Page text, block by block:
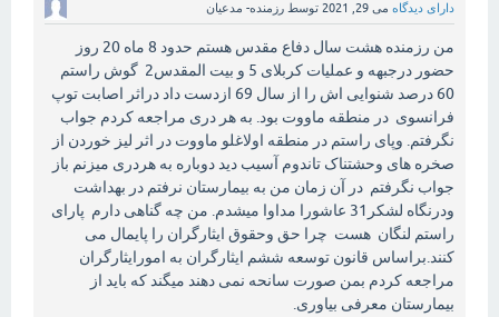
دارای دیدگاه می 29, 2021 توسط رزمنده- مدعیان
من رزمنده هشت سال دفاع مقدس هستم حدود 8 ماه 20 روز
حضور درجبهه و عملیات کربلای 5 و بیت المقدس2 گوش راستم
60 درصد شنوایی اش را از سال 69 ازدست داد دراثر اصابت توپ
فرانسوی در منطقه ماووت بود. به هر دری مراجعه کردم جواب
نگرفتم. وپای راستم در منطقه اولاغلو ماووت در اثر لیز خوردن از
صخره های وحشتناک تاندوم آسیب دید دوباره به هردری میزنم باز
جواب نگرفتم در آن زمان من به بیمارستان نرفتم در بهداشت
ودرنگاه لشکر31 عاشورا مداوا میشدم. من چه گناهی دارم پارای
راستم لنگان هست چرا حق وحقوق ایثارگران را پایمال می
کنند.براساس قانون توسعه ششم ایثارگران به امورایثارگران
مراجعه کردم بمن صورت سانحه نمی دهند میگند که باید از
بیمارستان معرفی بیاوری.